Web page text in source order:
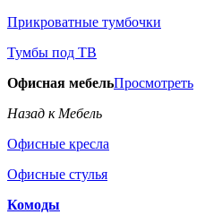
Прикроватные тумбочки
Тумбы под ТВ
Офисная мебельПросмотреть
Назад к Мебель
Офисные кресла
Офисные стулья
Комоды